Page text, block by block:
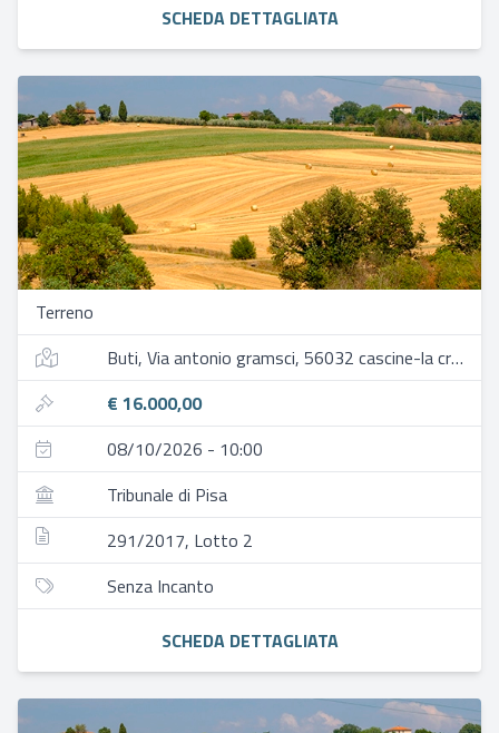
SCHEDA DETTAGLIATA
Terreno
Buti, Via antonio gramsci, 56032 cascine-la croce pi, italia
€ 16.000,00
08/10/2026 - 10:00
Tribunale di Pisa
291/2017, Lotto 2
Senza Incanto
SCHEDA DETTAGLIATA